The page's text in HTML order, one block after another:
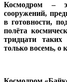
Космодром –
сооружений,
в готовности,
полёта
тридцати
только восемь, о